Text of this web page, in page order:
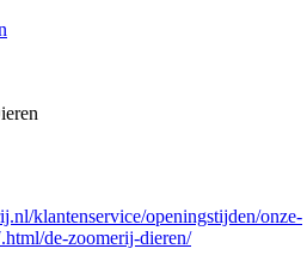
klantenservice/openingstijden/onze-
de-zoomerij-dieren/